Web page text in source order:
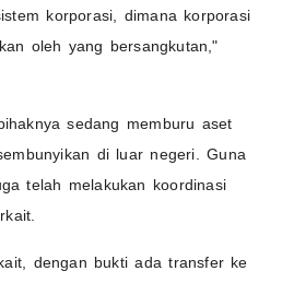
korporasi, dimana korporasi
oleh yang bersangkutan,"
sedang memburu aset
di luar negeri. Guna
telah melakukan koordinasi
dengan bukti ada transfer ke